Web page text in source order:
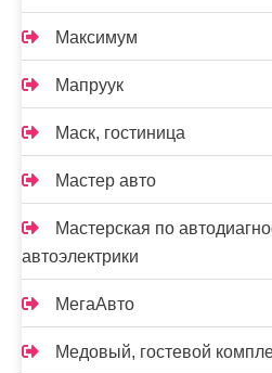
Максимум
Мапруук
Маск, гостиница
Мастер авто
Мастерская по
автоэлектрики
МегаАвто
Медовый, гостевой